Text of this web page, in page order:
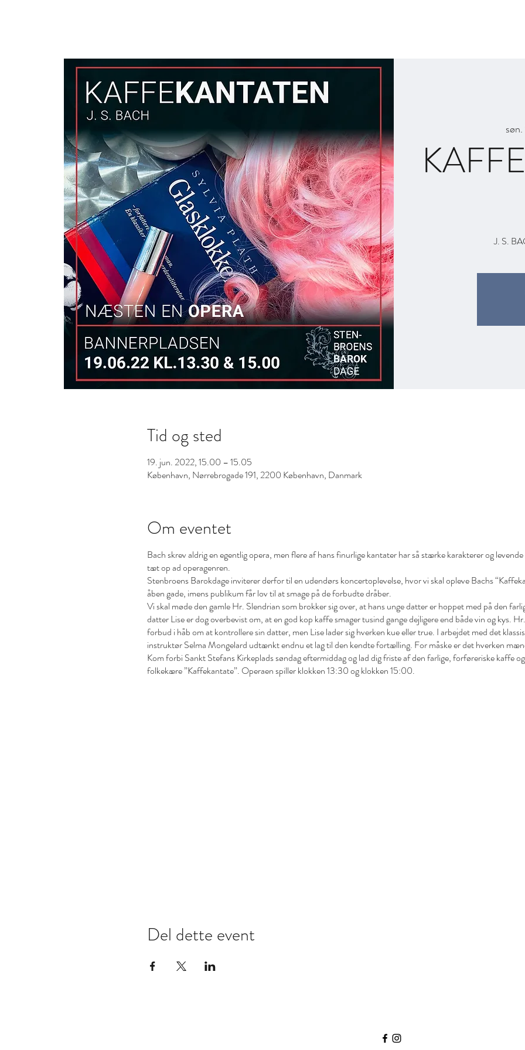
J. S.
Tid og sted
19. jun. 2022, 15.00 – 15.05
København, Nørrebrogade 191, 2200 København, Danmark
Om eventet
Bach skrev aldrig en egentlig opera, men flere af hans finurlige kantater har så stærke karakterer og
tæt op ad operagenren.
Stenbroens Barokdage inviterer derfor til en udendørs koncertoplevelse, hvor vi skal opleve Bachs
åben gade, imens publikum får lov til at smage på de forbudte dråber.
Vi skal møde den gamle Hr. Slendrian som brokker sig over, at hans unge datter er hoppet med på den
datter Lise er dog overbevist om, at en god kop kaffe smager tusind gange dejligere end både vin og kys.
forbud i håb om at kontrollere sin datter, men Lise lader sig hverken kue eller true. I arbejdet med det
instruktør Selma Mongelard udtænkt endnu et lag til den kendte fortælling. For måske er det hverken
Kom forbi Sankt Stefans Kirkeplads søndag eftermiddag og lad dig friste af den farlige, forføreriske kaffe
folkekære ”Kaffekantate”. Operaen spiller klokken 13:30 og klokken 15:00.
Del dette event